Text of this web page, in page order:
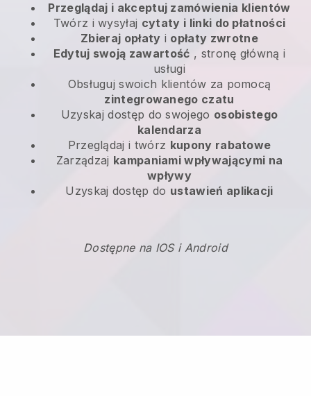
Przeglądaj i akceptuj zamówienia klientów
Twórz i wysyłaj cytaty i linki do płatności
Zbieraj opłaty i opłaty zwrotne
Edytuj swoją zawartość , stronę główną i
usługi
Obsługuj swoich klientów za pomocą
zintegrowanego czatu
Uzyskaj dostęp do swojego osobistego
kalendarza
Przeglądaj i twórz kupony rabatowe
Zarządzaj kampaniami wpływającymi na
wpływy
Uzyskaj dostęp do ustawień aplikacji
Dostępne na IOS i Android